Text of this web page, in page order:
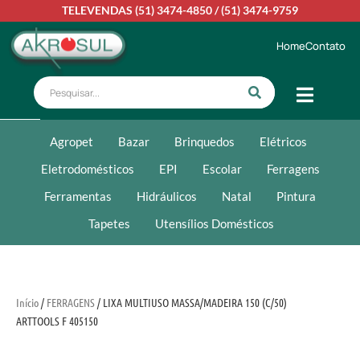
TELEVENDAS (51) 3474-4850/(51) 3474-9759
HomeContato
Agropet Bazar Brinquedos
Elétricos
Eletrodomésticos
EPI Escolar
Ferragens
Ferramentas
Hidráulicos Natal
Pintura
Tapetes
Utensílios Domésticos
Início/ FERRAGENS/ LIXA MULTIUSO MASSA/MADEIRA 150 (C/50)
ARTTOOLS F 405150